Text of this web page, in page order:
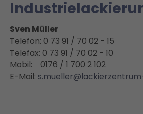
Sven Müller
Telefon: 0 73 91 / 70 02 - 15
Telefax: 0 73 91 / 70 02 - 10
Mobil: 0176 / 1 700 2 102
E-Mail: